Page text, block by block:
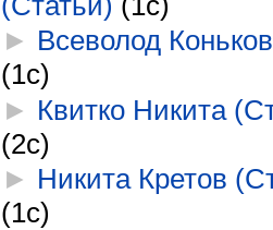
► Всеволод
(1с)
► Квитко Никита
(2с)
► Никита Кретов
(1с)